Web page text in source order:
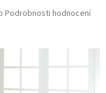
Podrobnosti hodnocení